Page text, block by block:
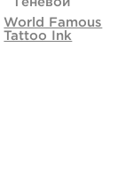
World Famous
Tattoo Ink